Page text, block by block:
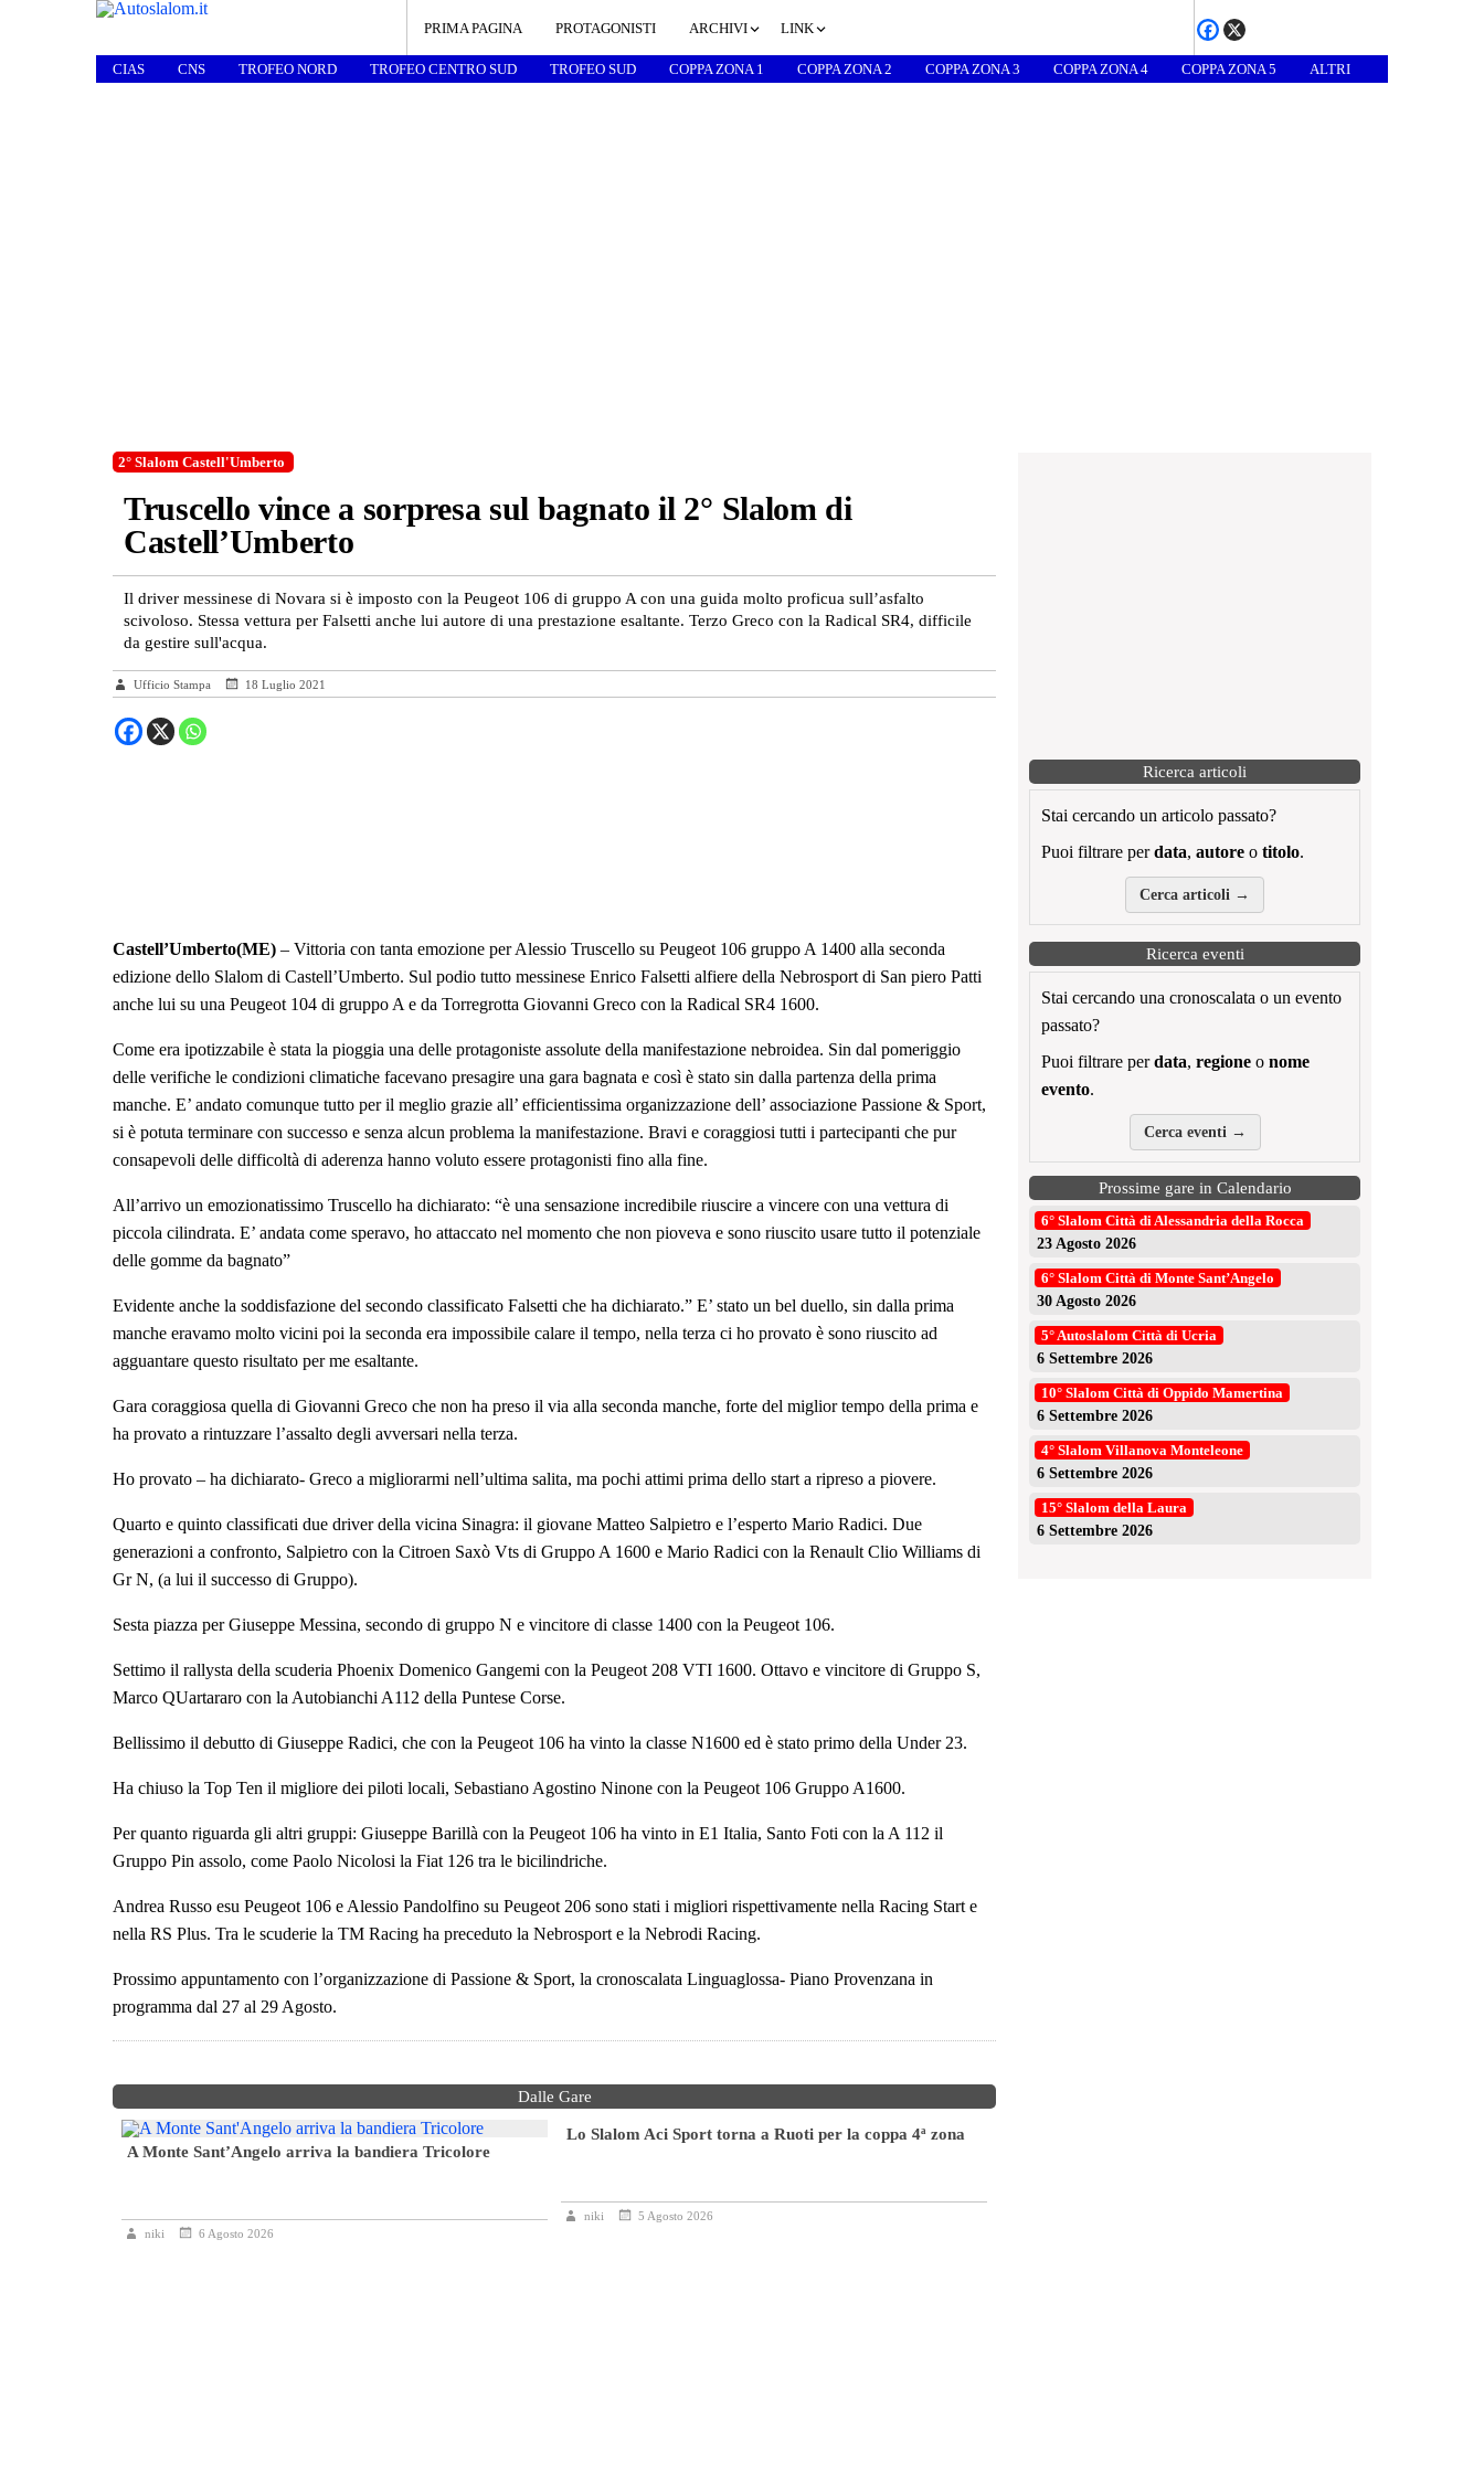
PRIMA PAGINA PROTAGONISTI ARCHIVI LINK
CIAS CNS TROFEO NORD TROFEO CENTRO SUD TROFEO SUD COPPA ZONA 1 COPPA ZONA 2 COPPA ZONA 3 COPPA ZONA 4 COPPA ZONA 5 ALTRI
2° Slalom Castell'Umberto
Truscello vince a sorpresa sul bagnato il 2° Slalom di
Castell’Umberto
Il driver messinese di Novara si è imposto con la Peugeot 106 di gruppo A con una guida molto proficua sull’asfalto
scivoloso. Stessa vettura per Falsetti anche lui autore di una prestazione esaltante. Terzo Greco con la Radical SR4, difficile
da gestire sull'acqua.
Ufficio Stampa 18 Luglio 2021
Castell’Umberto(ME) – Vittoria con tanta emozione per Alessio Truscello su Peugeot 106 gruppo A 1400 alla seconda
edizione dello Slalom di Castell’Umberto. Sul podio tutto messinese Enrico Falsetti alfiere della Nebrosport di San piero Patti
anche lui su una Peugeot 104 di gruppo A e da Torregrotta Giovanni Greco con la Radical SR4 1600.
Come era ipotizzabile è stata la pioggia una delle protagoniste assolute della manifestazione nebroidea. Sin dal pomeriggio
delle verifiche le condizioni climatiche facevano presagire una gara bagnata e così è stato sin dalla partenza della prima
manche. E’ andato comunque tutto per il meglio grazie all’ efficientissima organizzazione dell’ associazione Passione & Sport,
si è potuta terminare con successo e senza alcun problema la manifestazione. Bravi e coraggiosi tutti i partecipanti che pur
consapevoli delle difficoltà di aderenza hanno voluto essere protagonisti fino alla fine.
All’arrivo un emozionatissimo Truscello ha dichiarato: “è una sensazione incredibile riuscire a vincere con una vettura di
piccola cilindrata. E’ andata come speravo, ho attaccato nel momento che non pioveva e sono riuscito usare tutto il potenziale
delle gomme da bagnato”
Evidente anche la soddisfazione del secondo classificato Falsetti che ha dichiarato.” E’ stato un bel duello, sin dalla prima
manche eravamo molto vicini poi la seconda era impossibile calare il tempo, nella terza ci ho provato è sono riuscito ad
agguantare questo risultato per me esaltante.
Gara coraggiosa quella di Giovanni Greco che non ha preso il via alla seconda manche, forte del miglior tempo della prima e
ha provato a rintuzzare l’assalto degli avversari nella terza.
Ho provato – ha dichiarato- Greco a migliorarmi nell’ultima salita, ma pochi attimi prima dello start a ripreso a piovere.
Quarto e quinto classificati due driver della vicina Sinagra: il giovane Matteo Salpietro e l’esperto Mario Radici. Due
generazioni a confronto, Salpietro con la Citroen Saxò Vts di Gruppo A 1600 e Mario Radici con la Renault Clio Williams di
Gr N, (a lui il successo di Gruppo).
Sesta piazza per Giuseppe Messina, secondo di gruppo N e vincitore di classe 1400 con la Peugeot 106.
Settimo il rallysta della scuderia Phoenix Domenico Gangemi con la Peugeot 208 VTI 1600. Ottavo e vincitore di Gruppo S,
Marco QUartararo con la Autobianchi A112 della Puntese Corse.
Bellissimo il debutto di Giuseppe Radici, che con la Peugeot 106 ha vinto la classe N1600 ed è stato primo della Under 23.
Ha chiuso la Top Ten il migliore dei piloti locali, Sebastiano Agostino Ninone con la Peugeot 106 Gruppo A1600.
Per quanto riguarda gli altri gruppi: Giuseppe Barillà con la Peugeot 106 ha vinto in E1 Italia, Santo Foti con la A 112 il
Gruppo Pin assolo, come Paolo Nicolosi la Fiat 126 tra le bicilindriche.
Andrea Russo esu Peugeot 106 e Alessio Pandolfino su Peugeot 206 sono stati i migliori rispettivamente nella Racing Start e
nella RS Plus. Tra le scuderie la TM Racing ha preceduto la Nebrosport e la Nebrodi Racing.
Prossimo appuntamento con l’organizzazione di Passione & Sport, la cronoscalata Linguaglossa- Piano Provenzana in
programma dal 27 al 29 Agosto.
Dalle Gare
A Monte Sant’Angelo arriva la bandiera Tricolore
niki 6 Agosto 2026
Lo Slalom Aci Sport torna a Ruoti per la coppa 4ª zona
niki 5 Agosto 2026
Ricerca articoli
Stai cercando un articolo passato?
Puoi filtrare perdata, autore o titolo.
Cerca articoli →
Ricerca eventi
Stai cercando una cronoscalata o un evento
passato?
Puoi filtrare perdata, regione o nome
evento.
Cerca eventi →
Prossime gare in Calendario
6° Slalom Città di Alessandria della Rocca
23 Agosto 2026
6° Slalom Città di Monte Sant’Angelo
30 Agosto 2026
5° Autoslalom Città di Ucria
6 Settembre 2026
10° Slalom Città di Oppido Mamertina
6 Settembre 2026
4° Slalom Villanova Monteleone
6 Settembre 2026
15° Slalom della Laura
6 Settembre 2026